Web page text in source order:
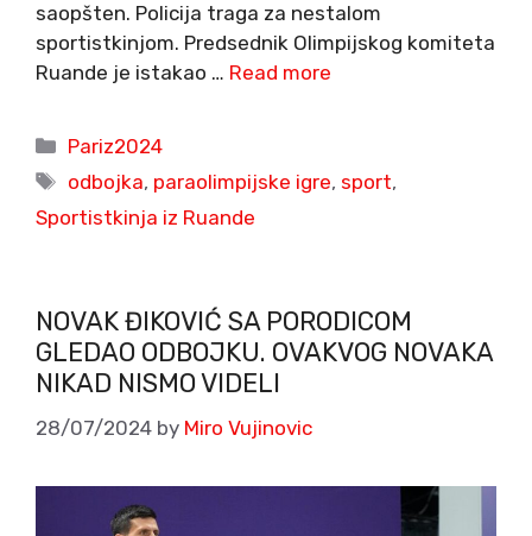
saopšten. Policija traga za nestalom
sportistkinjom. Predsednik Olimpijskog komiteta
Ruande je istakao … Read more
Categories
Pariz2024
Tags
odbojka, paraolimpijske igre, sport,
Sportistkinja iz Ruande
NOVAK ĐIKOVIĆ SA PORODICOM
GLEDAO ODBOJKU. OVAKVOG NOVAKA
NIKAD NISMO VIDELI
28/07/2024 by Miro Vujinovic